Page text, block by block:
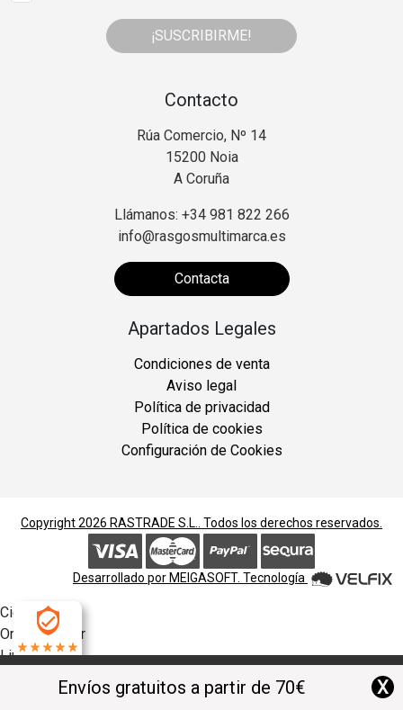
¡SUSCRIBIRME!
Contacto
Rúa Comercio, Nº 14
15200 Noia
A Coruña
Llámanos: +34 981 822 266
info@rasgosmultimarca.es
Contacta
Apartados Legales
Condiciones de venta
Aviso legal
Política de privacidad
Política de cookies
Configuración de Cookies
Copyright 2026 RASTRADE S.L.. Todos los derechos reservados.
Desarrollado por MEIGASOFT. Tecnología
4.9
Envíos gratuitos a partir de 70€ X
Cierra
Ordenado por
Limpiar